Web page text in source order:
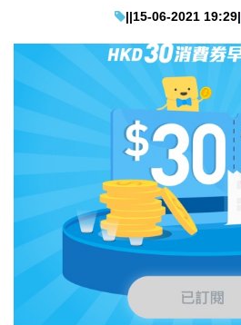
教學評測
EduTech
生成式AI與雲端應用
Enterprise Digital Transformation
特集
||15-06-2021 19:29|